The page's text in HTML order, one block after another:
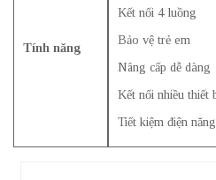
Tính năng
Kết nối 4 luồng
Bảo vệ trẻ em
Nâng cấp dễ dàng
Kết nối nhiều
Tiết kiệm điện năng